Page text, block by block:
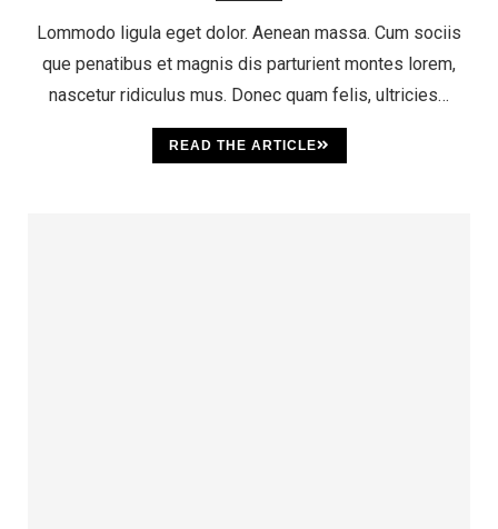
Lommodo ligula eget dolor. Aenean massa. Cum sociis
que penatibus et magnis dis parturient montes lorem,
nascetur ridiculus mus. Donec quam felis, ultricies…
READ THE ARTICLE